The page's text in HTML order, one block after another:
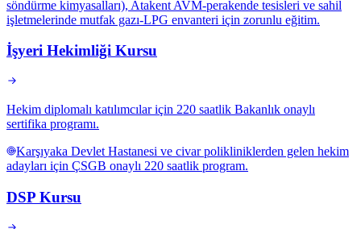
söndürme kimyasalları), Atakent AVM-perakende tesisleri ve sahil
işletmelerinde mutfak gazı-LPG envanteri için zorunlu eğitim.
İşyeri Hekimliği Kursu
Hekim diplomalı katılımcılar için 220 saatlik Bakanlık onaylı
sertifika programı.
Karşıyaka Devlet Hastanesi ve civar polikliniklerden gelen hekim
adayları için ÇSGB onaylı 220 saatlik program.
DSP Kursu